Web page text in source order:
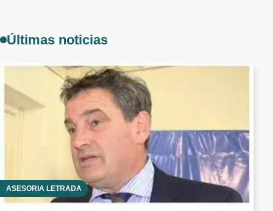
Últimas noticias
ASESORÍA LETRADA